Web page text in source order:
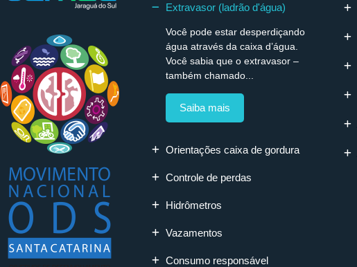
Extravasor (ladrão d'água)
Você pode estar desperdiçando
água através da caixa d’água.
Você sabia que o extravasor –
também chamado...
Saiba mais
Orientações caixa de gordura
Controle de perdas
Hidrômetros
Vazamentos
Consumo responsável